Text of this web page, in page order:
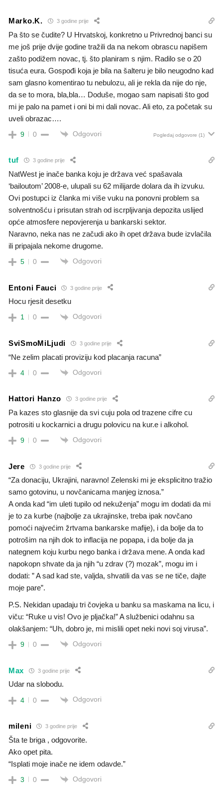
Marko.K. 3 godine prije
Pa što se čudite? U Hrvatskoj, konkretno u Privrednoj banci su
me još prije dvije godine tražili da na nekom obrascu napišem
zašto podižem novac, tj. što planiram s njim. Radilo se o 20
tisuća eura. Gospođi koja je bila na šalteru je bilo neugodno kad
sam glasno komentirao tu nebulozu, ali je rekla da nije do nje,
da se to mora, bla,bla… Doduše, mogao sam napisati što god
mi je palo na pamet i oni bi mi dali novac. Ali eto, za početak su
uveli obrazac….
9 0 Odgovori Pogledaj odgovore (1)
tuf 3 godine prije
NatWest je inače banka koju je država već spašavala
‘bailoutom’ 2008-e, ulupali su 62 milijarde dolara da ih izvuku.
Ovi postupci iz članka mi više vuku na ponovni problem sa
solventnošću i prisutan strah od iscrpljivanja depozita uslijed
opće atmosfere nepovjerenja u bankarski sektor.
Naravno, neka nas ne začudi ako ih opet država bude izvlačila
ili pripajala nekome drugome.
5 0 Odgovori
Entoni Fauci 3 godine prije
Hocu rjesit desetku
1 0 Odgovori
SviSmoMiLjudi 3 godine prije
“Ne zelim placati proviziju kod placanja racuna”
4 0 Odgovori
Hattori Hanzo 3 godine prije
Pa kazes sto glasnije da svi cuju pola od trazene cifre cu
potrositi u kockarnici a drugu polovicu na kur.e i alkohol.
9 0 Odgovori
Jere 3 godine prije
“Za donaciju, Ukrajini, naravno! Zelenski mi je eksplicitno tražio
samo gotovinu, u novčanicama manjeg iznosa.”
A onda kad “im uleti tupilo od nekuženja” mogu im dodati da mi
je to za kurbe (najbolje za ukrajinske, treba ipak novčano
pomoći najvećim žrtvama bankarske mafije), i da bolje da to
potrošim na njih dok to inflacija ne popapa, i da bolje da ja
nategnem koju kurbu nego banka i država mene. A onda kad
napokopn shvate da ja njih “u zdrav (?) mozak”, mogu im i
dodati: ” A sad kad ste, valjda, shvatili da vas se ne tiče, dajte
moje pare”.
P.S. Nekidan upadaju tri čovjeka u banku sa maskama na licu, i
viču: “Ruke u vis! Ovo je pljačka!” A službenici odahnu sa
olakšanjem: “Uh, dobro je, mi mislili opet neki novi soj virusa”.
9 0 Odgovori
Max 3 godine prije
Udar na slobodu.
4 0 Odgovori
mileni 3 godine prije
Šta te briga , odgovorite.
Ako opet pita.
“Isplati moje inače ne idem odavde.”
3 0 Odgovori